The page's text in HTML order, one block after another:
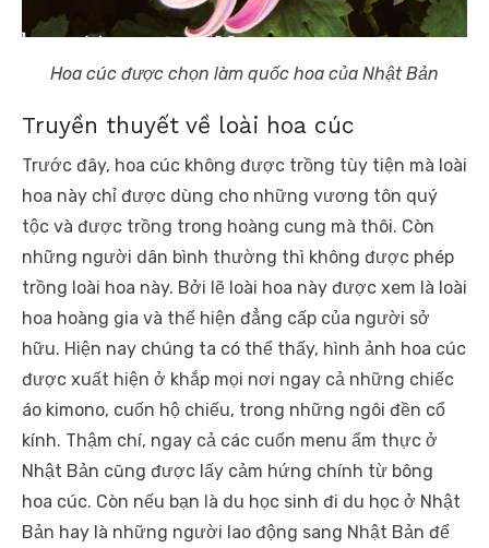
Hoa cúc được chọn làm quốc hoa của Nhật Bản
Truyền thuyết về loài hoa cúc
Trước đây, hoa cúc không được trồng tùy tiện mà loài
hoa này chỉ được dùng cho những vương tôn quý
tộc và được trồng trong hoàng cung mà thôi. Còn
những người dân bình thường thì không được phép
trồng loài hoa này. Bởi lẽ loài hoa này được xem là loài
hoa hoàng gia và thể hiện đẳng cấp của người sở
hữu. Hiện nay chúng ta có thể thấy, hình ảnh hoa cúc
được xuất hiện ở khắp mọi nơi ngay cả những chiếc
áo kimono, cuốn hộ chiếu, trong những ngôi đền cổ
kính. Thậm chí, ngay cả các cuốn menu ẩm thực ở
Nhật Bản cũng được lấy cảm hứng chính từ bông
hoa cúc. Còn nếu bạn là du học sinh đi du học ở Nhật
Bản hay là những người lao động sang Nhật Bản để